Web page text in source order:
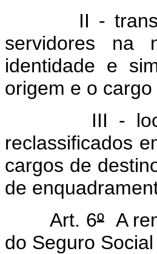
II -
servidores na
identidade e
origem e o
III -
reclassificados
cargos de
de
Art. 6ºA
do Seguro